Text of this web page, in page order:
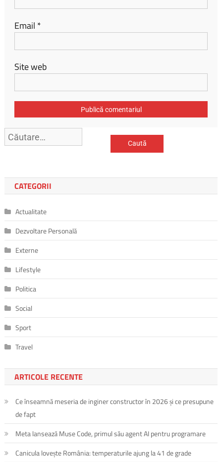
Email *
Site web
CATEGORII
Actualitate
Dezvoltare Personală
Externe
Lifestyle
Politica
Social
Sport
Travel
ARTICOLE RECENTE
Ce înseamnă meseria de inginer constructor în 2026 și ce presupune
de fapt
Meta lansează Muse Code, primul său agent AI pentru programare
Canicula lovește România: temperaturile ajung la 41 de grade